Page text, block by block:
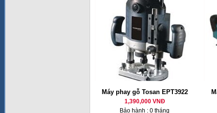
Máy phay gỗ Tosan EPT3922
1,390,000 VNĐ
Bảo hành : 0 tháng